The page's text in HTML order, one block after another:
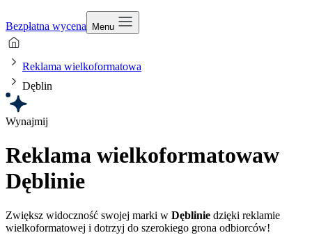
Bezpłatna wycena Menu
Reklama wielkoformatowa
Dęblin
Wynajmij
Reklama wielkoformatowaw
Dęblinie
Zwiększ widoczność swojej marki w Dęblinie dzięki reklamie
wielkoformatowej i dotrzyj do szerokiego grona odbiorców!